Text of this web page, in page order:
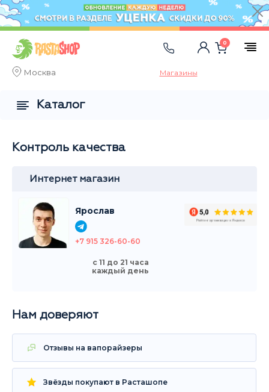
Москва Магазины
0
Контроль качества
Интернет магазин
Ярослав
+7 915 326-60-60
с 11 до 21 часа
каждый день
Нам доверяют
Отзывы на вапорайзеры
Звёзды покупают в Расташопе
Каталог